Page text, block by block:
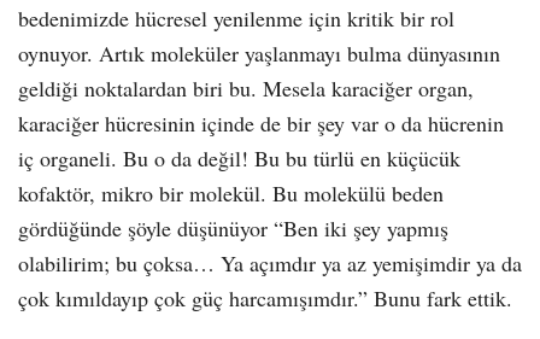
bedenimizde hücresel yenilenme için kritik bir rol
oynuyor. Artık moleküler yaşlanmayı bulma dünyasının
geldiği noktalardan biri bu. Mesela karaciğer organ,
karaciğer hücresinin içinde de bir şey var o da hücrenin
iç organeli. Bu o da değil! Bu bu türlü en küçücük
kofaktör, mikro bir molekül. Bu molekülü beden
gördüğünde şöyle düşünüyor “Ben iki şey yapmış
olabilirim; bu çoksa… Ya açımdır ya az yemişimdir ya da
çok kımıldayıp çok güç harcamışımdır.” Bunu fark ettik.